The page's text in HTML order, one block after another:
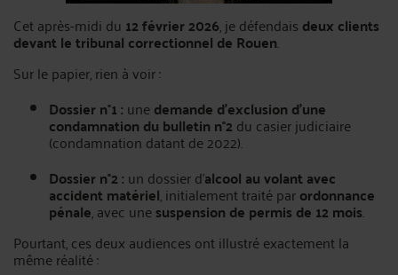
Cet après-midi du 12 février 2026, je défendais deux clients
devant le tribunal correctionnel de Rouen.
Sur le papier, rien à voir :
Dossier n°1 : unedemande d’exclusion d’une
condamnation du bulletin n°2 du casier judiciaire
(condamnation datant de 2022).
Dossier n°2 : un dossier d’alcool au volant avec
accident matériel, initialement traité parordonnance
pénale, avec unesuspension de permis de 12 mois.
Pourtant, ces deux audiences ont illustré exactement la
même réalité :